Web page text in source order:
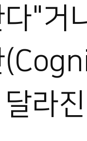
"거
라